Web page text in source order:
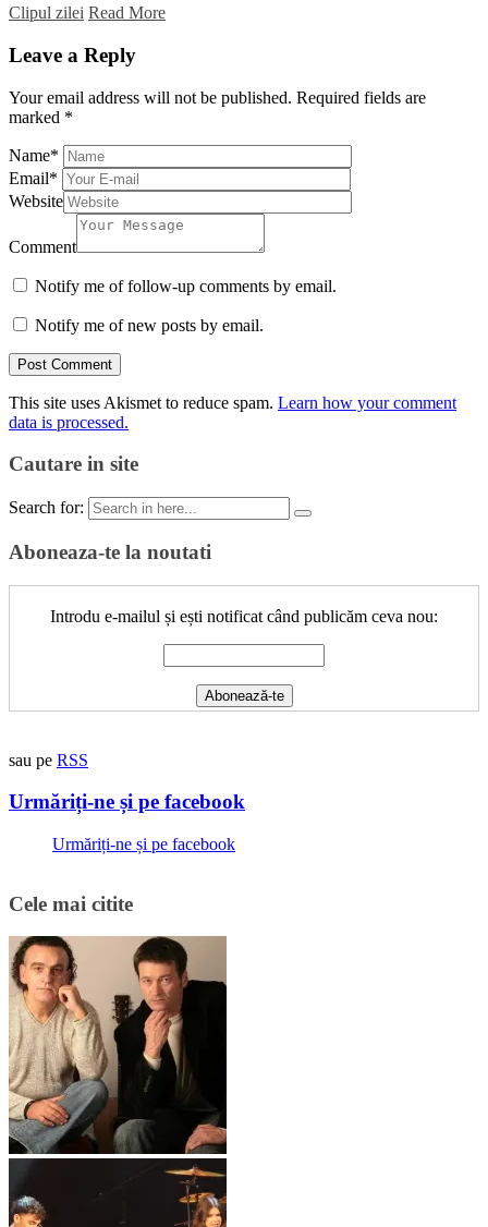
Clipul zilei Read More
Leave a Reply
Your email address will not be published. Required fields are
marked *
Name*
Email*
Website
Comment
Notify me of follow-up comments by email.
Notify me of new posts by email.
This site uses Akismet to reduce spam. Learn how your comment
data is processed.
Cautare in site
Search for:
Aboneaza-te la noutati
Introdu e-mailul și ești notificat când publicăm ceva nou:
sau pe RSS
Urmăriți-ne și pe facebook
Urmăriți-ne și pe facebook
Cele mai citite